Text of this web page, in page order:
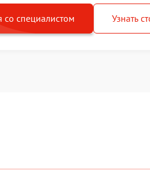
со специалистом Узнать